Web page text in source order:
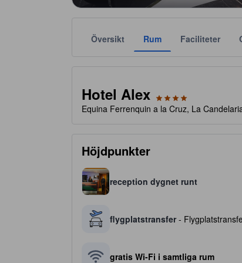
Översikt Rum Faciliteter
Hotel Alex
Equina Ferrenquin a la Cruz, La
Höjdpunkter
reception dygnet runt
flygplatstransfer-
gratis Wi-Fi i samtliga rum